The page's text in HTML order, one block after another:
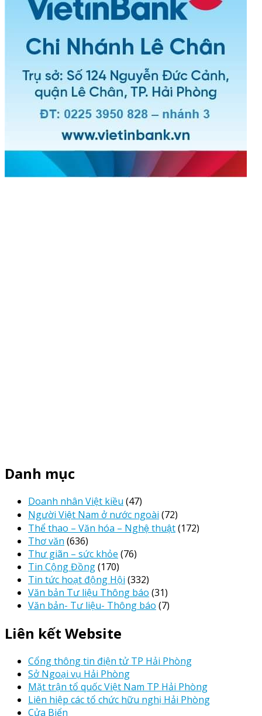
Danh mục
Doanh nhân Việt kiều (47)
Người Việt Nam ở nước ngoài (72)
Thể thao – Văn hóa – Nghệ thuật(172)
Thơ văn (636)
Thư giãn – sức khỏe (76)
Tin Cộng Đồng(170)
Tin tức hoạt động Hội (332)
Văn bản Tư liệu Thông báo (31)
Văn bản- Tư liệu- Thông báo (7)
Liên kết Website
Cổng thông tin điện tử TP Hải Phòng
Sở Ngoại vụ Hải Phòng
Mặt trận tổ quốc Việt Nam TP Hải Phòng
Liên hiệp các tổ chức hữu nghị Hải Phòng
Cửa Biển